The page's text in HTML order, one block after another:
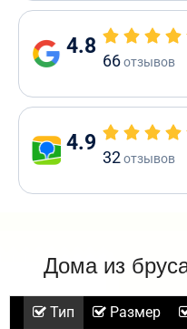
4.8
66отзывов
4.9
32отзывов
Дома из
Тип Размер